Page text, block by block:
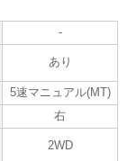
「在庫確認」は、
めの中古車を掲載
ページ】をご覧く
びドットコム)を
-
あり
5速マニュアル(MT)
右
2WD